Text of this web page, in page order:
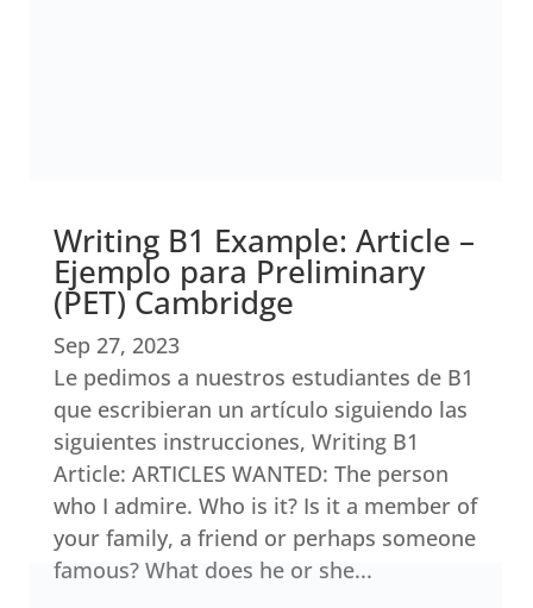
Writing B1 Example: Article –
Ejemplo para Preliminary
(PET) Cambridge
Sep 27, 2023
Le pedimos a nuestros estudiantes de B1
que escribieran un artículo siguiendo las
siguientes instrucciones, Writing B1
Article: ARTICLES WANTED: The person
who I admire. Who is it? Is it a member of
your family, a friend or perhaps someone
famous? What does he or she...